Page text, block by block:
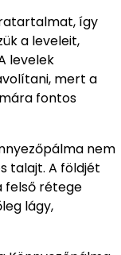
így
a leveleit,
levelek
mert a
fontos
nem
talajt. A földjét
felső rétege
lágy,